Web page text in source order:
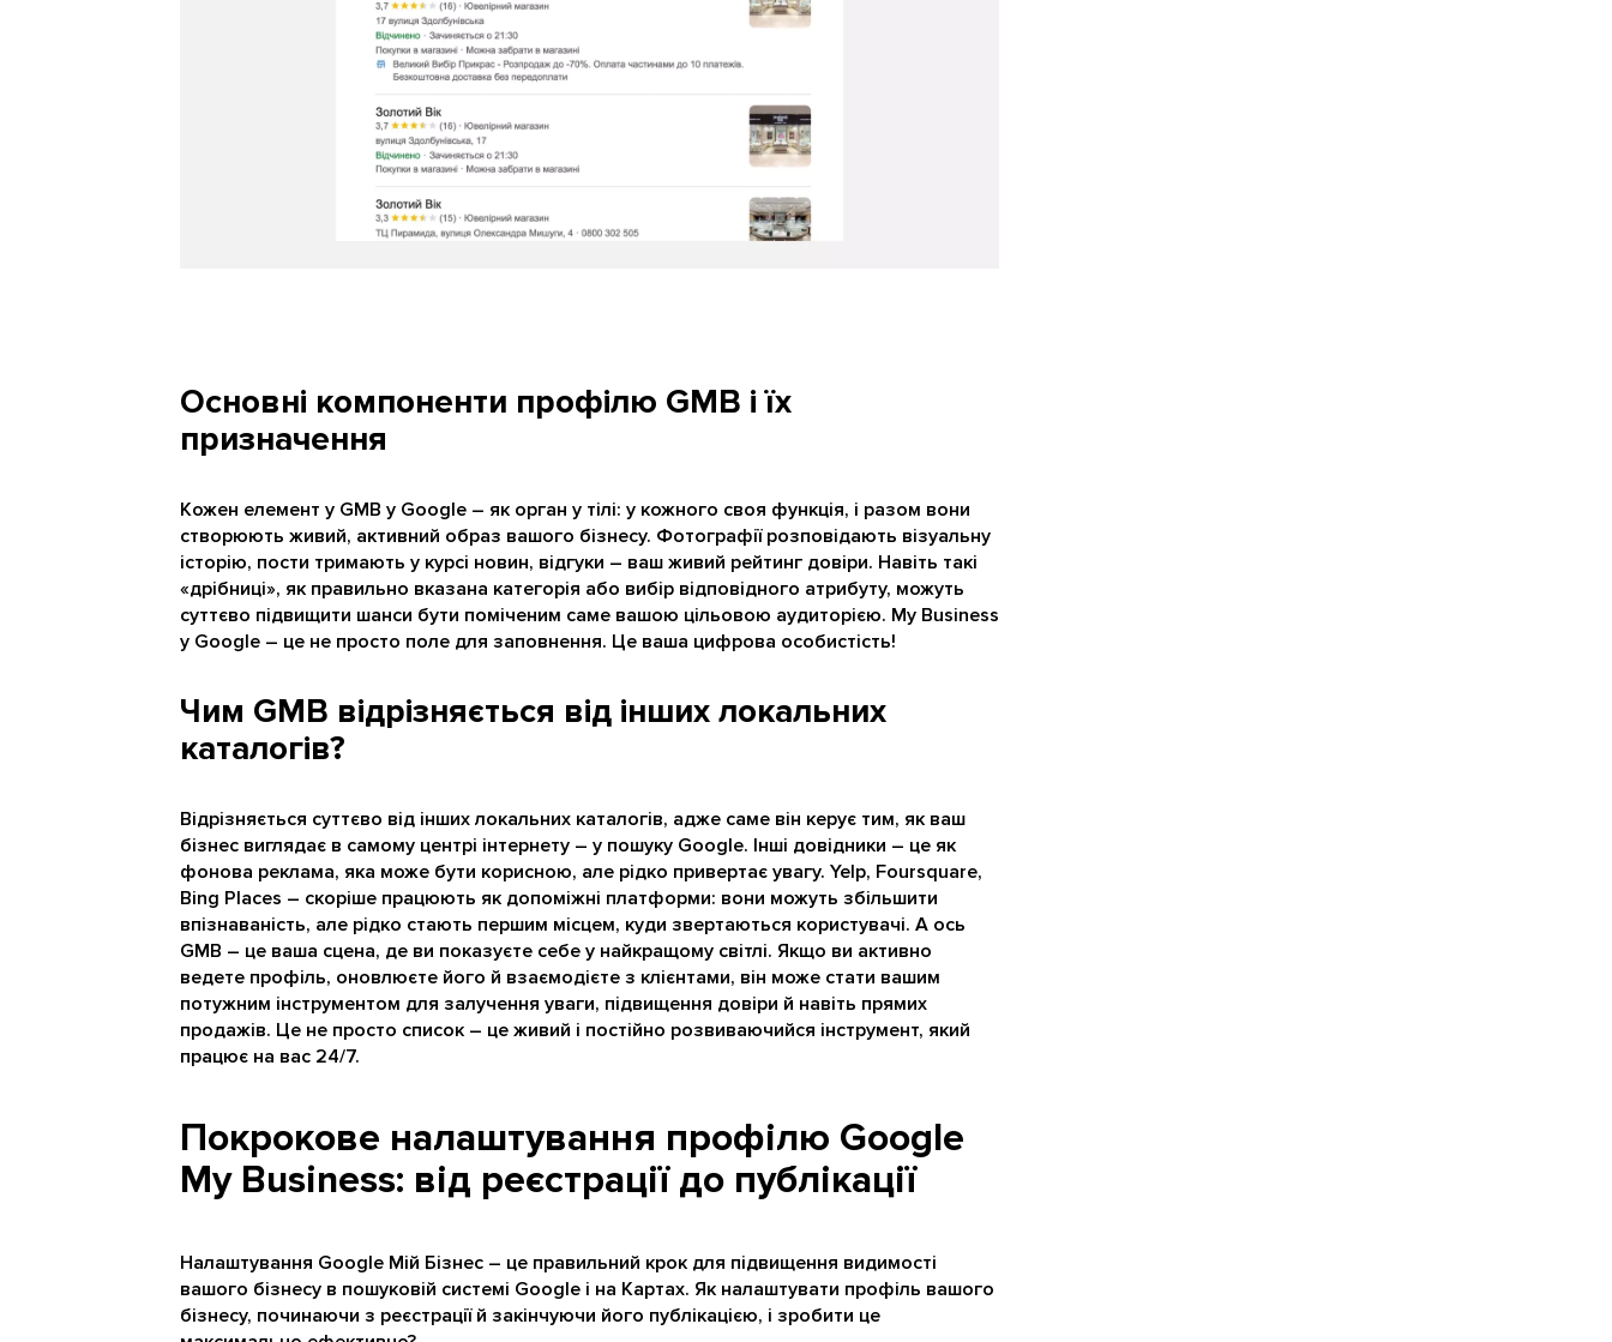
Основні компоненти профілю GMB і їх
призначення
Кожен елемент у GMB у Google – як орган у тілі: у кожного своя функція, і разом вони
створюють живий, активний образ вашого бізнесу. Фотографії розповідають візуальну
історію, пости тримають у курсі новин, відгуки – ваш живий рейтинг довіри. Навіть такі
«дрібниці», як правильно вказана категорія або вибір відповідного атрибуту, можуть
суттєво підвищити шанси бути поміченим саме вашою цільовою аудиторією. My Business
у Google – це не просто поле для заповнення. Це ваша цифрова особистість!
Чим GMB відрізняється від інших локальних
каталогів?
Відрізняється суттєво від інших локальних каталогів, адже саме він керує тим, як ваш
бізнес виглядає в самому центрі інтернету – у пошуку Google. Інші довідники – це як
фонова реклама, яка може бути корисною, але рідко привертає увагу. Yelp, Foursquare,
Bing Places – скоріше працюють як допоміжні платформи: вони можуть збільшити
впізнаваність, але рідко стають першим місцем, куди звертаються користувачі. А ось
GMB – це ваша сцена, де ви показуєте себе у найкращому світлі. Якщо ви активно
ведете профіль, оновлюєте його й взаємодієте з клієнтами, він може стати вашим
потужним інструментом для залучення уваги, підвищення довіри й навіть прямих
продажів. Це не просто список – це живий і постійно розвиваючийся інструмент, який
працює на вас 24/7.
Покрокове налаштування профілю Google
My Business: від реєстрації до публікації
Налаштування Google Мій Бізнес – це правильний крок для підвищення видимості
вашого бізнесу в пошуковій системі Google і на Картах. Як налаштувати профіль вашого
бізнесу, починаючи з реєстрації й закінчуючи його публікацією, і зробити це